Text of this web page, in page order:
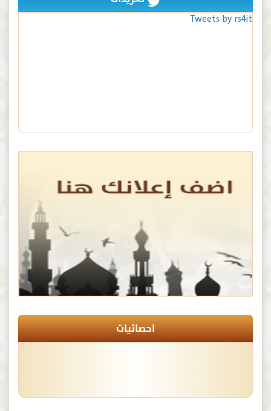
Tweets by rs4it
احصائيات